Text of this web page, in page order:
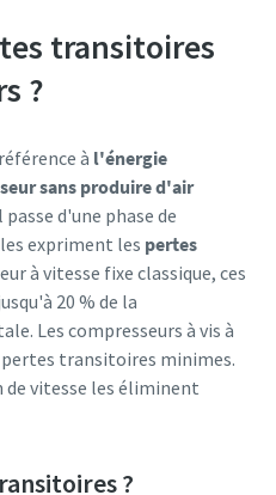
transitoires
?
à l'énergie
sans produire d'air
d'une phase de
expriment les pertes
à vitesse fixe classique, ces
20 % de la
Les compresseurs à vis à
transitoires minimes.
de vitesse les éliminent
?